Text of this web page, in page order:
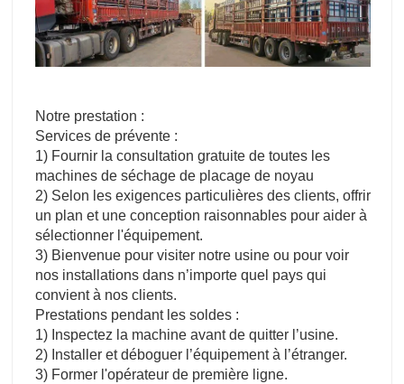
Notre prestation :
Services de prévente :
1) Fournir la consultation gratuite de toutes les
machines de séchage de placage de noyau
2) Selon les exigences particulières des clients, offrir
un plan et une conception raisonnables pour aider à
sélectionner l'équipement.
3) Bienvenue pour visiter notre usine ou pour voir
nos installations dans n’importe quel pays qui
convient à nos clients.
Prestations pendant les soldes :
1) Inspectez la machine avant de quitter l’usine.
2) Installer et déboguer l’équipement à l’étranger.
3) Former l'opérateur de première ligne.